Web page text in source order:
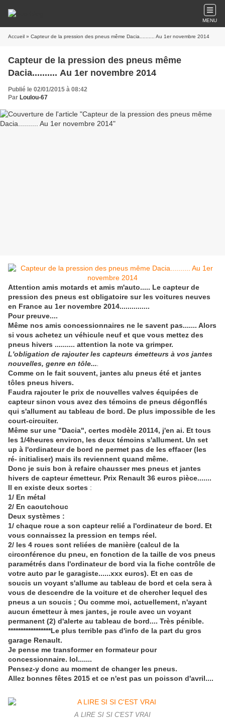
MENU
Accueil » Capteur de la pression des pneus même Dacia.......... Au 1er novembre 2014
Capteur de la pression des pneus même
Dacia.......... Au 1er novembre 2014
Publié le 02/01/2015 à 08:42
Par Loulou-67
Attention amis motards et amis m'auto..... Le capteur de
pression des pneus est obligatoire sur les voitures neuves
en France au 1er novembre 2014...............
Pour preuve....
Même nos amis concessionnaires ne le savent pas....... Alors
si vous achetez un véhicule neuf et que vous mettez des
pneus hivers .......... attention la note va grimper.
L'obligation de rajouter les capteurs émetteurs à vos jantes
nouvelles, genre en tôle...
Comme on le fait souvent, jantes alu pneus été et jantes
tôles pneus hivers.
Faudra rajouter le prix de nouvelles valves équipées de
capteur sinon vous avez des témoins de pneus dégonflés
qui s'allument au tableau de bord. De plus impossible de les
court-circuiter.
Même sur une "Dacia", certes modèle 20114, j'en ai. Et tous
les 1/4heures environ, les deux témoins s'allument. Un set
up à l'ordinateur de bord ne permet pas de les effacer (les
ré- initialiser) mais ils reviennent quand même.
Donc je suis bon à refaire chausser mes pneus et jantes
hivers de capteur émetteur. Prix Renault 36 euros pièce.......
Il en existe deux sortes :
1/ En métal
2/ En caoutchouc
Deux systèmes :
1/ chaque roue a son capteur relié a l'ordinateur de bord. Et
vous connaissez la pression en temps réel.
2/ les 4 roues sont reliées de manière (calcul de la
circonférence du pneu, en fonction de la taille de vos pneus
paramétrés dans l'ordinateur de bord via la fiche contrôle de
votre auto par le garagiste......xxx euros). Et en cas de
soucis un voyant s'allume au tableau de bord et cela sera à
vous de descendre de la voiture et de chercher lequel des
pneus a un soucis ; Ou comme moi, actuellement, n'ayant
aucun émetteur à mes jantes, je roule avec un voyant
permanent (2) d'alerte au tableau de bord.... Très pénible.
*****************Le plus terrible pas d'info de la part du gros
garage Renault.
Je pense me transformer en formateur pour
concessionnaire. lol.......
Pensez-y donc au moment de changer les pneus.
Allez bonnes fêtes 2015 et ce n'est pas un poisson d'avril....
A LIRE SI SI C'EST VRAI